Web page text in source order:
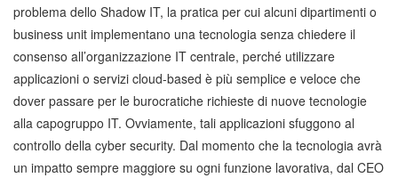
problema dello Shadow IT, la pratica per cui alcuni dipartimenti o
business unit implementano una tecnologia senza chiedere il
consenso all’organizzazione IT centrale, perché utilizzare
applicazioni o servizi cloud-based è più semplice e veloce che
dover passare per le burocratiche richieste di nuove tecnologie
alla capogruppo IT. Ovviamente, tali applicazioni sfuggono al
controllo della cyber security. Dal momento che la tecnologia avrà
un impatto sempre maggiore su ogni funzione lavorativa, dal CEO